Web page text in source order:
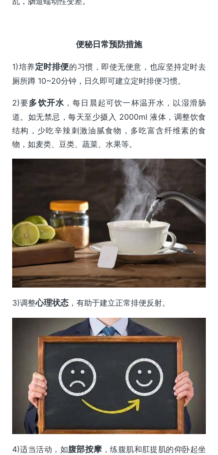
便秘日常预防措施
1)培养定时排便的习惯，即使无便意，也应坚持定时去
厕所蹲 10~20分钟，日久即可建立定时排便习惯。
2)要多饮开水 ，每日晨起可饮一杯温开水，以湿滑肠
道。如无禁忌，每天至少摄入 2000ml 液体，调整饮食
结构，少吃辛辣刺激油腻食物，多吃富含纤维素的食
物，如麦类、豆类、蔬菜、水果等。
3)调整心理状态 ，有助于建立正常排便反射。
4)适当活动，如腹部按摩 ，练腹肌和肛提肌的仰卧起坐